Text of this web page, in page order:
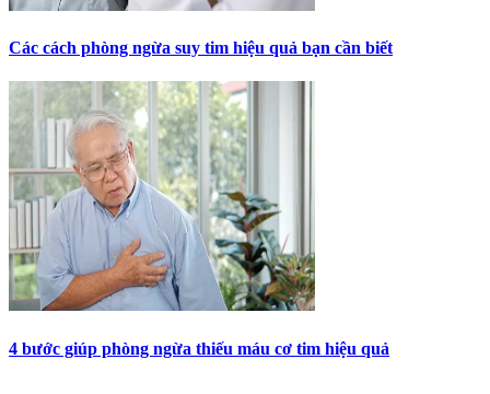
Các cách phòng ngừa suy tim hiệu quả bạn cần biết
4 bước giúp phòng ngừa thiếu máu cơ tim hiệu quả